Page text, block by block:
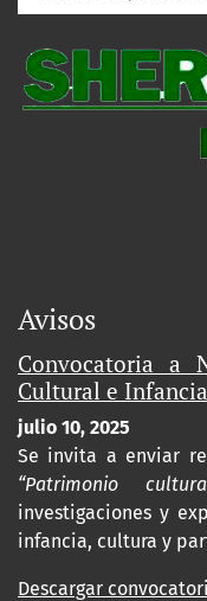
Avisos
Convocatoria a
Cultural e
julio 10, 2025
Se invita a enviar
“Patrimonio
investigaciones y
infancia, cultura y
Descargar